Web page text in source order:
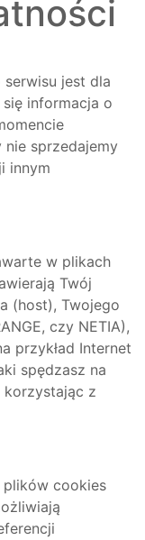
jest dla
informacja o
nie sprzedajemy
innym
w plikach
Twój
(host), Twojego
czy NETIA),
przykład Internet
spędzasz na
z
plików cookies